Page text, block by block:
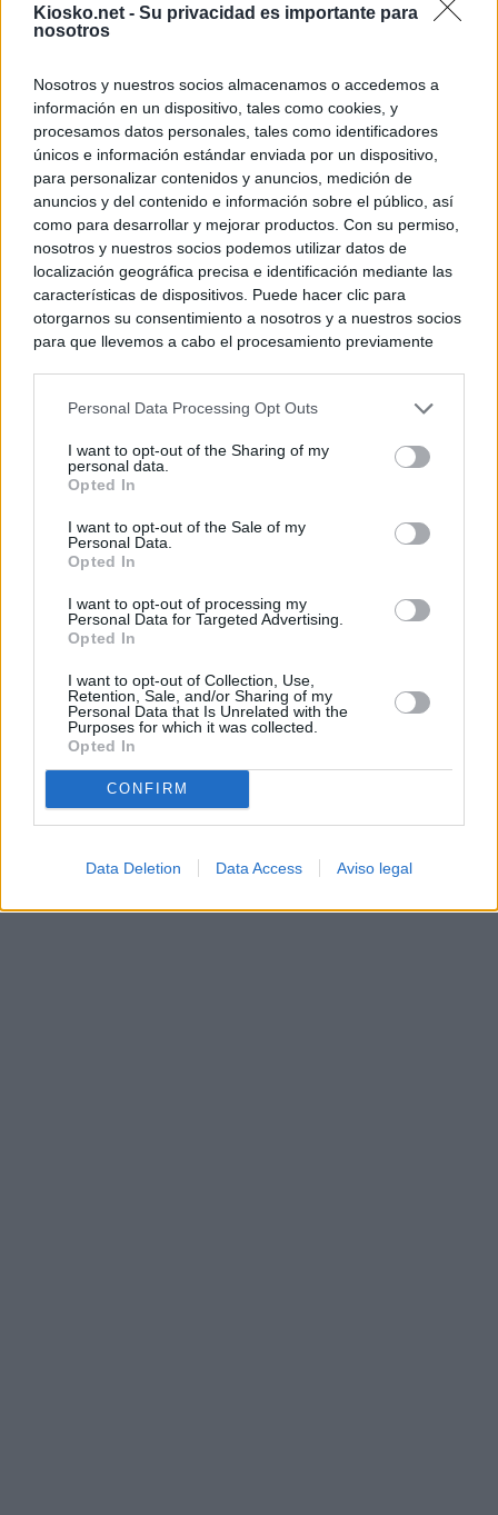
Kiosko.net - Su privacidad es importante para
nosotros
Nosotros y nuestros socios almacenamos o accedemos a
información en un dispositivo, tales como cookies, y
procesamos datos personales, tales como identificadores
únicos e información estándar enviada por un dispositivo,
para personalizar contenidos y anuncios, medición de
anuncios y del contenido e información sobre el público, así
como para desarrollar y mejorar productos. Con su permiso,
nosotros y nuestros socios podemos utilizar datos de
localización geográfica precisa e identificación mediante las
características de dispositivos. Puede hacer clic para
otorgarnos su consentimiento a nosotros y a nuestros socios
para que llevemos a cabo el procesamiento previamente
negar su consentimiento. Tenga en cuenta que algún
de su consentimiento, pero usted tiene el derecho de
rechazar tal procesamiento. Sus preferencias se aplicarán
cualquier momento entrando de nuevo en este sitio web o
visitando nuestra política de privacidad.
Personal Data Processing Opt Outs
I want to opt-out of the Sharing of my
personal data.
Opted In
I want to opt-out of the Sale of my
Personal Data.
Opted In
I want to opt-out of processing my
Personal Data for Targeted Advertising.
Opted In
I want to opt-out of Collection, Use,
Retention, Sale, and/or Sharing of my
Personal Data that Is Unrelated with the
Purposes for which it was collected.
Opted In
CONFIRM
Data Deletion Data Access Aviso legal